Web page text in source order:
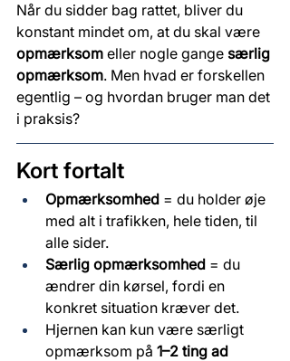
Når du sidder bag rattet, bliver du
konstant mindet om, at du skal være
opmærksom eller nogle gange særlig
opmærksom. Men hvad er forskellen
egentlig – og hvordan bruger man det
i praksis?
Kort fortalt
Opmærksomhed = du holder øje
med alt i trafikken, hele tiden, til
alle sider.
Særlig opmærksomhed = du
ændrer din kørsel, fordi en
konkret situation kræver det.
Hjernen kan kun være særligt
opmærksom på 1–2 ting ad